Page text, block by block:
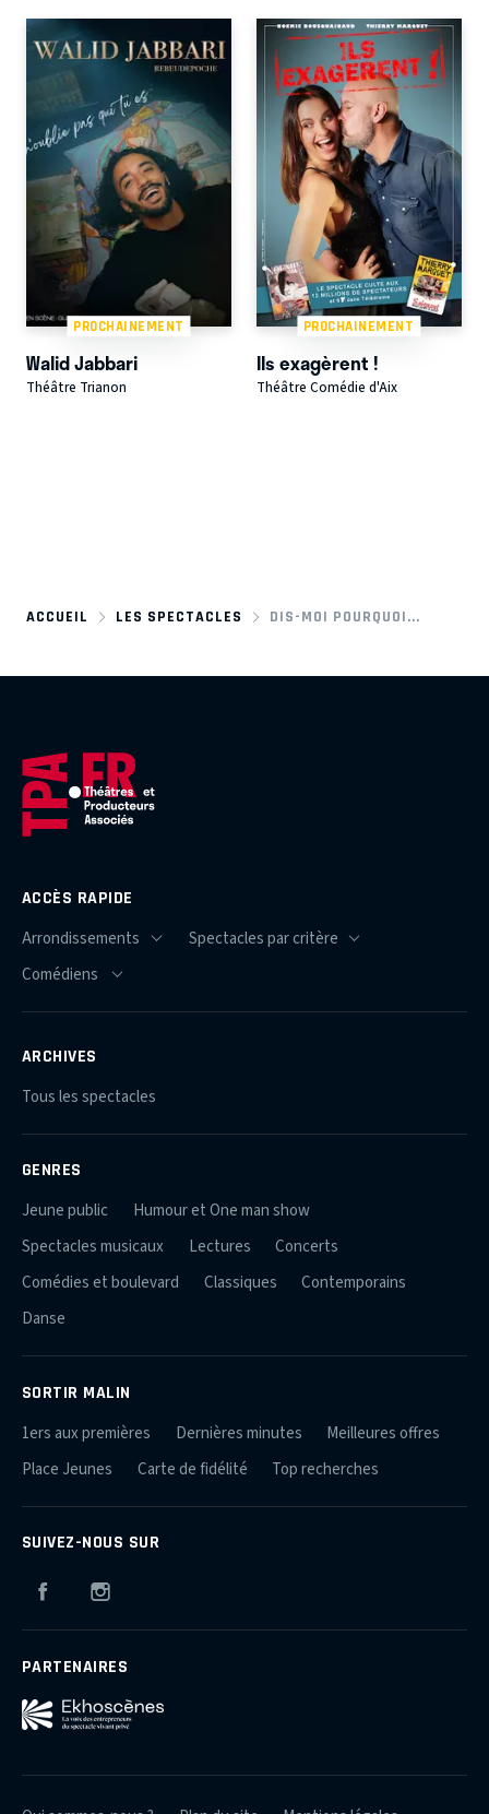
PROCHAINEMENT
Walid Jabbari
Théâtre Trianon
PROCHAINEMENT
Ils exagèrent !
Théâtre Comédie d'Aix
ACCUEIL LES SPECTACLES DIS-MOI POURQUOI...
ACCÈS RAPIDE
ARCHIVES
Tous les spectacles
GENRES
Jeune public
Humour et One man show
Spectacles musicaux
Lectures
Concerts
Comédies et boulevard
Classiques
Contemporains
Danse
SORTIR MALIN
1ers aux premières Dernières minutes
Meilleures offres
Place Jeunes
Carte de fidélité Top recherches
SUIVEZ-NOUS SUR
Facebook
PARTENAIRES